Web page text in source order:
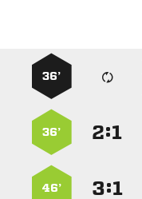
36’
:
36’
:
46’